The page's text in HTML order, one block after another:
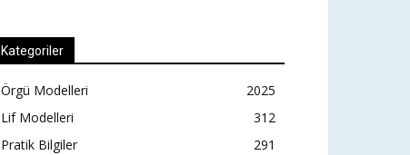
Kategoriler
Örgü Modelleri
2025
Lif Modelleri
312
Pratik Bilgiler
291